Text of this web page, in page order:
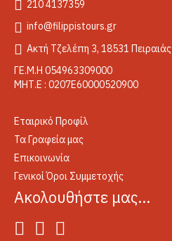
210 4137359
info@filippistours.gr
Ακτή Τζελέπη 3, 18531 Πειραιάς
ΓΕ.Μ.Η 054963309000
ΜΗΤ.Ε : 0207Ε60000520900
Εταιρικό Προφίλ
Τα Γραφεία μας
Επικοινωνία
Γενικοί Όροι Συμμετοχής
Ακολουθήστε μας…